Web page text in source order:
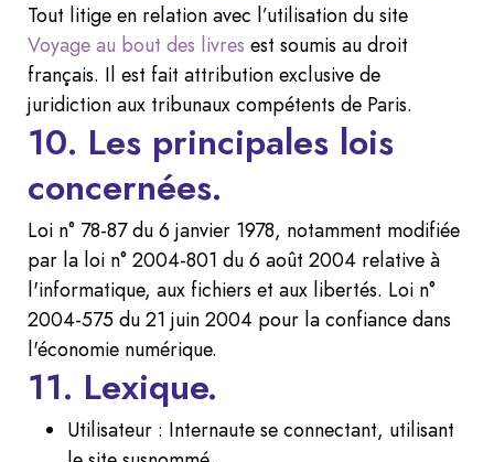
Tout litige en relation avec l’utilisation du site
Voyage au bout des livres est soumis au droit
français. Il est fait attribution exclusive de
juridiction aux tribunaux compétents de Paris.
10. Les principales lois
concernées.
Loi n° 78-87 du 6 janvier 1978, notamment modifiée
par la loi n° 2004-801 du 6 août 2004 relative à
l'informatique, aux fichiers et aux libertés. Loi n°
2004-575 du 21 juin 2004 pour la confiance dans
l'économie numérique.
11. Lexique.
Utilisateur : Internaute se connectant, utilisant